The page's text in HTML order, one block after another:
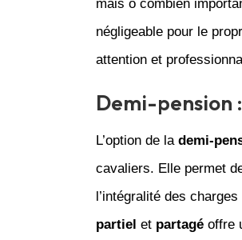
mais ô combien
négligeable pour le
attention et
Demi-pension
L’option de la demi-
cavaliers. Elle permet
l’intégralité des
partiel et partagéoffre